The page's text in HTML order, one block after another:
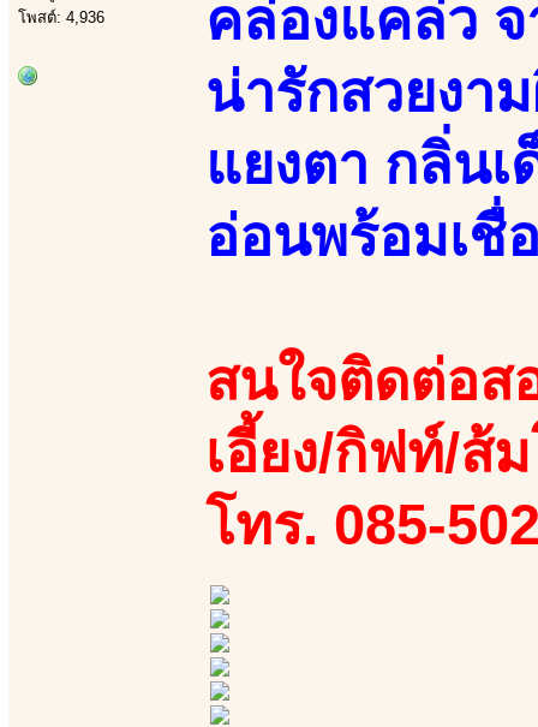
โพสต์: 4,936
คล่องแคล่ว
น่ารักสวยงา
แยงตา กลิ่น
อ่อนพร้อมเชื่
สนใจติดต่อส
เอี้ยง/กิฟท์/ส้
โทร. 085-